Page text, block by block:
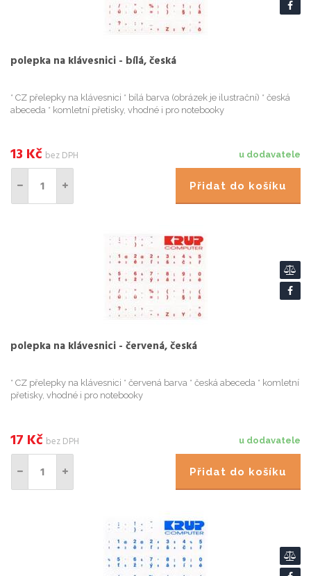
polepka na klávesnici - bílá, česká
* CZ přelepky na klávesnici * bílá barva (obrázek je ilustrační) * česká
abeceda * komletní přetisky, vhodné i pro notebooky
u dodavatele
13 Kč bez DPH
Přidat do košíku
polepka na klávesnici - červená, česká
* CZ přelepky na klávesnici * červená barva * česká abeceda * komletní
přetisky, vhodné i pro notebooky
u dodavatele
17 Kč bez DPH
Přidat do košíku